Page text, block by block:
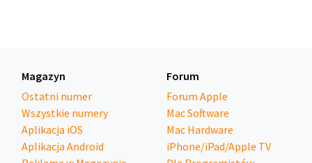
Magazyn
Ostatni numer
Wszystkie numery
Aplikacja iOS
Aplikacja Android
Forum
Forum Apple
Mac Software
Mac Hardware
iPhone/iPad/Apple TV